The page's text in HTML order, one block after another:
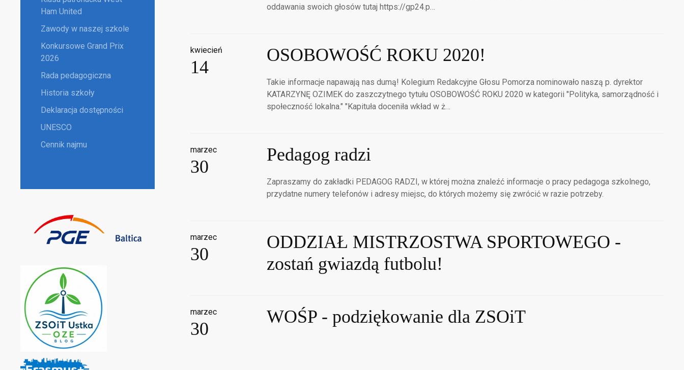
Ham United
Zawody w naszej szkole
Konkursowe Grand Prix
2026
Rada pedagogiczna
Historia szkoły
Deklaracja dostępności
UNESCO
Cennik najmu
oddawania swoich głosów tutaj https://gp24.p…
kwiecień
14
OSOBOWOŚĆ ROKU 2020!
Takie informacje napawają nas dumą! Kolegium Redakcyjne Głosu Pomorza nominowało naszą p. dyrektor
KATARZYNĘ OZIMEK do zaszczytnego tytułu OSOBOWOŚĆ ROKU 2020 w kategorii "Polityka, samorządność i
społeczność lokalna." "Kapituła doceniła wkład w ż…
marzec
30
Pedagog radzi
Zapraszamy do zakładki PEDAGOG RADZI, w której można znaleźć informacje o pracy pedagoga szkolnego,
przydatne numery telefonów i adresy miejsc, do których możemy się zwrócić w razie potrzeby.
marzec
30
ODDZIAŁ MISTRZOSTWA SPORTOWEGO -
zostań gwiazdą futbolu!
marzec
30
WOŚP - podziękowanie dla ZSOiT